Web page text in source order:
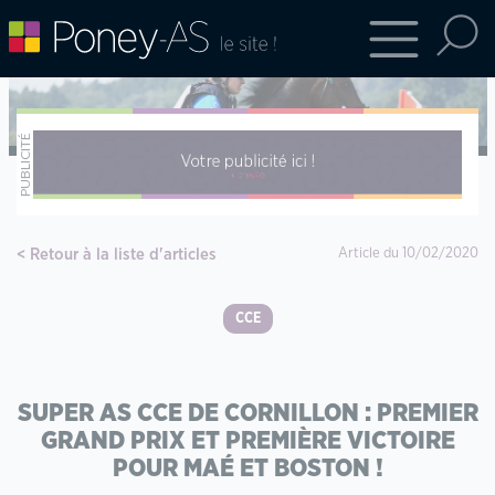
Retour à la liste d'articles Article du 10/02/2020
CCE
SUPER AS CCE DE CORNILLON : PREMIER
GRAND PRIX ET PREMIÈRE VICTOIRE
POUR MAÉ ET BOSTON !